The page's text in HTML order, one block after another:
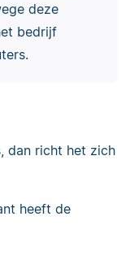
deze
bedrijf
dan richt het zich
heeft de